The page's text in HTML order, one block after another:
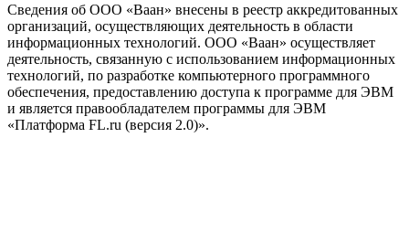
Сведения об ООО «Ваан» внесены в реестр аккредитованных
организаций, осуществляющих деятельность в области
информационных технологий. ООО «Ваан» осуществляет
деятельность, связанную с использованием информационных
технологий, по разработке компьютерного программного
обеспечения, предоставлению доступа к программе для ЭВМ
и является правообладателем программы для ЭВМ
«Платформа FL.ru (версия 2.0)».